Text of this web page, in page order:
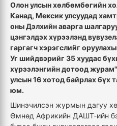
Олон улсын хөлбөмбөгийн
Канад, Мексик улсуудад
оны Дэлхийн аварга
цэнгэлдэх хүрээлэнд
гаргагч хэрэгслийг
Уг шийдвэрийг 35 хуудас
хүрээлэнгийн дотоод
улсын 16 хотод байрлах бүх
юм.
Шинэчилсэн журмын дагуу
Өмнөд Африкийн ДАШТ-ийн